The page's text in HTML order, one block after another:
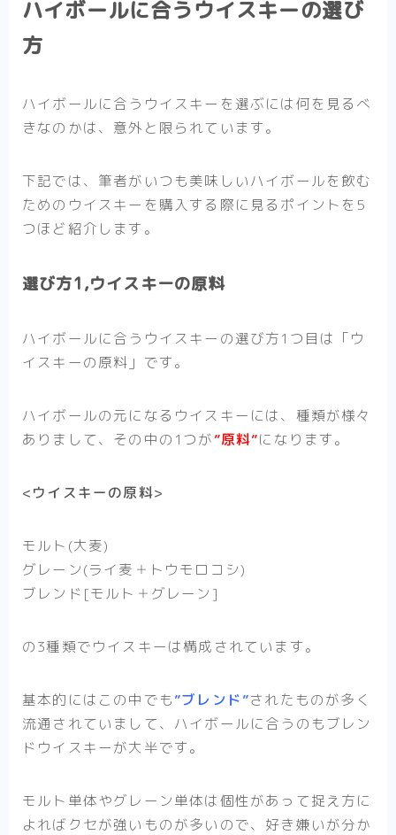
ハイボールに合うウイスキーの選び
方
ハイボールに合うウイスキーを選ぶには何を見るべ
きなのかは、意外と限られています。
下記では、筆者がいつも美味しいハイボールを飲む
ための ウイスキーを購入する際に見るポイントを5
つほど 紹介します。
選び方1,ウイスキーの原料
ハイボールに合うウイスキーの選び方1つ目は 「ウ
イスキーの原料」 です。
ハイボールの元になるウイスキーには、種類が様々
ありまして、その中の1つが”原料”になります。
<ウイスキーの原料>
モルト(大麦)
グレーン(ライ麦＋トウモロコシ)
ブレンド[モルト＋グレーン]
の3種類でウイスキーは構成されています。
基本的にはこの中でも”ブレンド”されたものが多く
流通されていまして、ハイボールに合うのもブレン
ドウイスキーが大半です。
モルト単体やグレーン単体は個性があって捉え方に
よればクセが強いものが多いので、好き嫌いが分か